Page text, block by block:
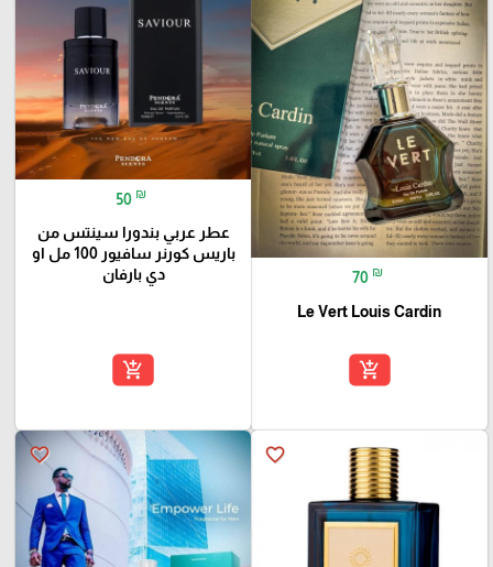
70 ₪
Le Vert Louis Cardin
add_shopping_cart
50 ₪
عطر عربي بندورا سينتس من
باريس كورنر سافيور 100 مل او
دي بارفان
add_shopping_cart
favorite_border
favorite_border